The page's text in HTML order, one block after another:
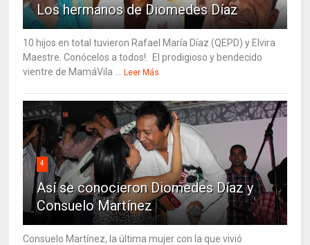
Los hermanos de Diomedes Díaz
10 hijos en total tuvieron Rafael María Díaz (QEPD) y Elvira
Maestre. Conócelos a todos!. El prodigioso y bendecido
vientre de MamáVila ...
Leer Más
4
Así se conocieron Diomedes Díaz y
Consuelo Martínez
Consuelo Martínez, la última mujer con la que vivió